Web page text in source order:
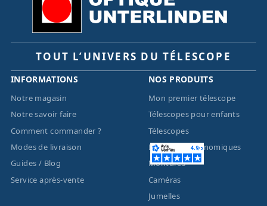
TOUT L’UNIVERS DU TÉLESCOPE
INFORMATIONS
Notre magasin
Notre savoir faire
Comment commander ?
Modes de livraison
Guides / Blog
Service après-vente
NOS PRODUITS
Mon premier télescope
Télescopes pour enfants
Télescopes
Lunettes astronomiques
Montures
Caméras
Jumelles